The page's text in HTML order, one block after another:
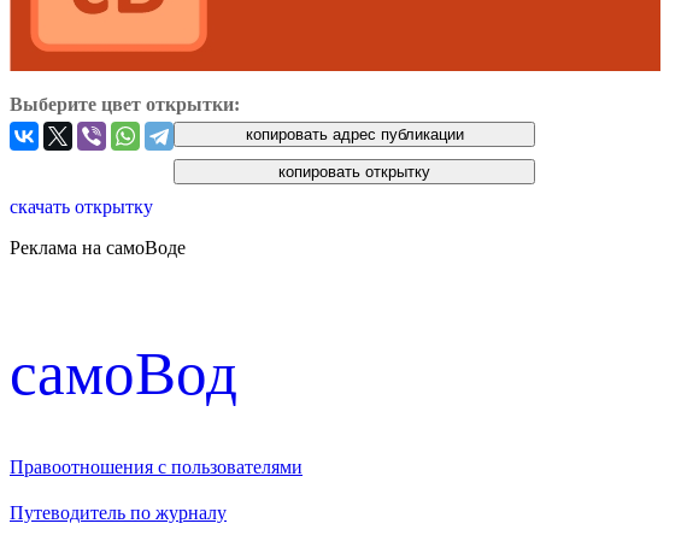
Выберите цвет открытки:
скачать открытку
Реклама на самоВоде
cамоВод
Правоотношения с пользователями
Путеводитель по журналу